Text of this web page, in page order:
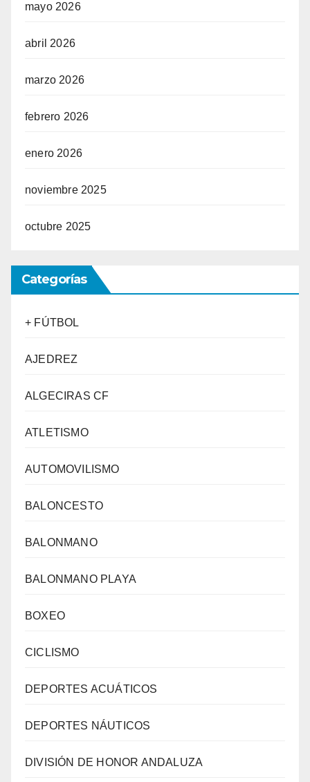
mayo 2026
abril 2026
marzo 2026
febrero 2026
enero 2026
noviembre 2025
octubre 2025
Categorías
+ FÚTBOL
AJEDREZ
ALGECIRAS CF
ATLETISMO
AUTOMOVILISMO
BALONCESTO
BALONMANO
BALONMANO PLAYA
BOXEO
CICLISMO
DEPORTES ACUÁTICOS
DEPORTES NÁUTICOS
DIVISIÓN DE HONOR ANDALUZA